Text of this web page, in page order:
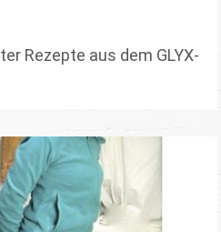
Rezepte aus dem GLYX-